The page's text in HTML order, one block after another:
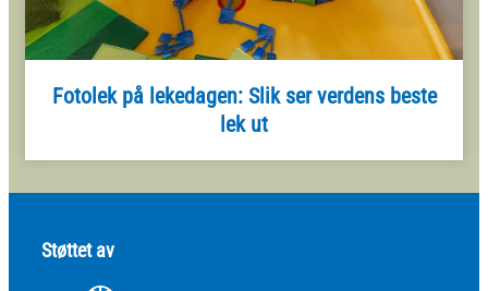
Fotolek på lekedagen: Slik ser verdens beste
lek ut
Støttet av